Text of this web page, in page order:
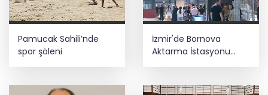
Pamucak Sahili’nde
spor şöleni
İzmir'de Bornova
Aktarma İstasyonu